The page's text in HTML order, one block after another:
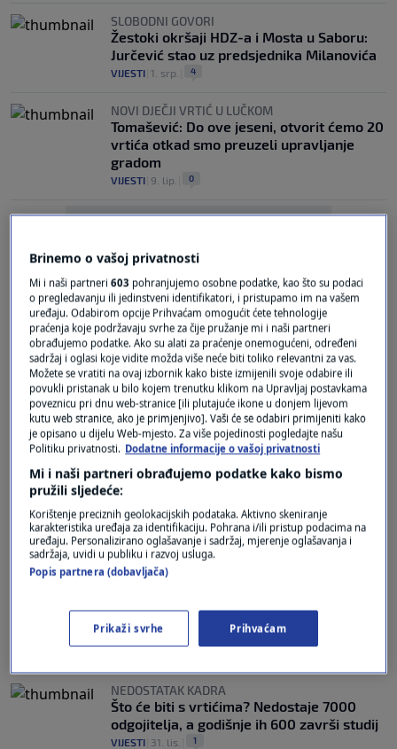
SLOBODNI GOVORI
Žestoki okršaji HDZ-a i Mosta u Saboru:
Jurčević stao uz predsjednika Milanovića
VIJESTI 1. srp. 4
NOVI DJEČJI VRTIĆ U LUČKOM
Tomašević: Do ove jeseni, otvorit ćemo 20
vrtića otkad smo preuzeli upravljanje
gradom
VIJESTI 9. lip. 0
Oglas
SABORSKI "AKTUALAC"
U Saboru o vrtićima, inflaciji, vojsci...
Dabro SDP-ovki: "Sram vas bilo!"
VIJESTI
O VRTIĆIMA
Sabor izmijenio Zakon o predškolskom
odgoju i obrazovanju
VIJESTI| 20. velj.
SDP pokrenuo peticiju za besplatne vrtiće
NEDOSTATAK KADRA
Što će biti s vrtićima? Nedostaje 7000
odgojitelja, a godišnje ih 600 završi studij
VIJESTI 31. lis. 1
Brinemo o vašoj privatnosti
Mi i naši partneri603 pohranjujemo osobne podatke, kao što su podaci
o pregledavanju ili jedinstveni identifikatori, i pristupamo im na vašem
uređaju. Odabirom opcije Prihvaćam omogućit ćete tehnologije
praćenja koje podržavaju svrhe za čije pružanje mi i naši partneri
obrađujemo podatke. Ako su alati za praćenje onemogućeni, određeni
sadržaj i oglasi koje vidite možda više neće biti toliko relevantni za vas.
Možete se vratiti na ovaj izbornik kako biste izmijenili svoje odabire ili
povukli pristanak u bilo kojem trenutku klikom na Upravljaj postavkama
poveznicu pri dnu web-stranice [ili plutajuće ikone u donjem lijevom
kutu web stranice, ako je primjenjivo]. Vaši će se odabiri primijeniti kako
je opisano u dijelu Web-mjesto. Za više pojedinosti pogledajte našu
Politiku privatnosti. Dodatne informacije o vašoj privatnosti
Mi i naši partneri obrađujemo podatke kako bismo
pružili sljedeće:
Korištenje preciznih geolokacijskih podataka. Aktivno skeniranje
karakteristika uređaja za identifikaciju. Pohrana i/ili pristup podacima na
uređaju. Personalizirano oglašavanje i sadržaj, mjerenje oglašavanja i
sadržaja, uvidi u publiku i razvoj usluga.
Popis partnera (dobavljača)
Prikaži svrhe Prihvaćam